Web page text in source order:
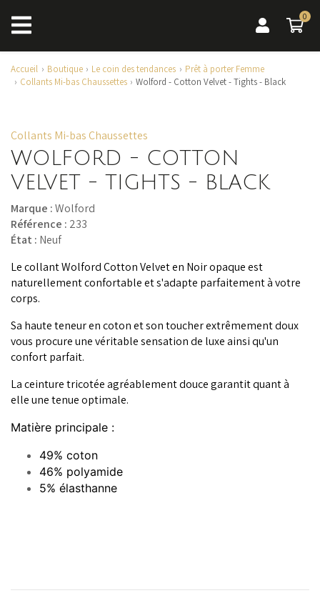
0
0
Accueil Boutique Le coin des tendances
Prêt à porter Femme
Collants Mi-bas Chaussettes
Wolford - Cotton Velvet - Tights - Black
Collants Mi-bas Chaussettes
WOLFORD - COTTON
VELVET - TIGHTS - BLACK
Marque :Wolford
Référence : 233
État : Neuf
Le collant Wolford Cotton Velvet en Noir opaque est
naturellement confortable et s'adapte parfaitement à votre
corps.
Sa haute teneur en coton et son toucher extrêmement doux
vous procure une véritable sensation de luxe ainsi qu'un
confort parfait.
La ceinture tricotée agréablement douce garantit quant à
elle une tenue optimale.
Matière principale :
49% coton
46% polyamide
5% élasthanne